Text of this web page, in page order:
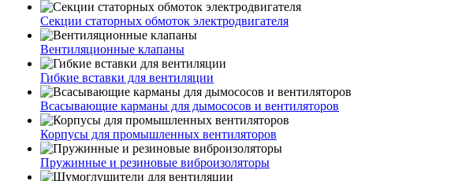
Секции статорных обмоток электродвигателя
Вентиляционные клапаны
Гибкие вставки для вентиляции
Всасывающие карманы для дымососов и вентиляторов
Корпусы для промышленных вентиляторов
Пружинные и резиновые виброизоляторы